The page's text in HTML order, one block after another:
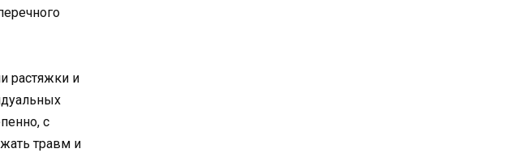
растяжки и
с
травм и